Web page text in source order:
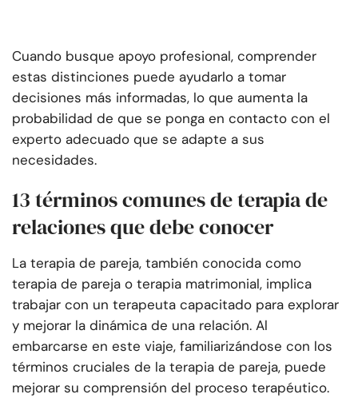
Cuando busque apoyo profesional, comprender
estas distinciones puede ayudarlo a tomar
decisiones más informadas, lo que aumenta la
probabilidad de que se ponga en contacto con el
experto adecuado que se adapte a sus
necesidades.
13 términos comunes de terapia de
relaciones que debe conocer
La terapia de pareja, también conocida como
terapia de pareja o terapia matrimonial, implica
trabajar con un terapeuta capacitado para explorar
y mejorar la dinámica de una relación. Al
embarcarse en este viaje, familiarizándose con los
términos cruciales de la terapia de pareja, puede
mejorar su comprensión del proceso terapéutico.